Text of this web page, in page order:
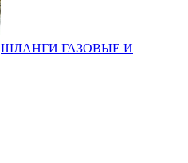
ШЛАНГИ ГАЗОВЫЕ И